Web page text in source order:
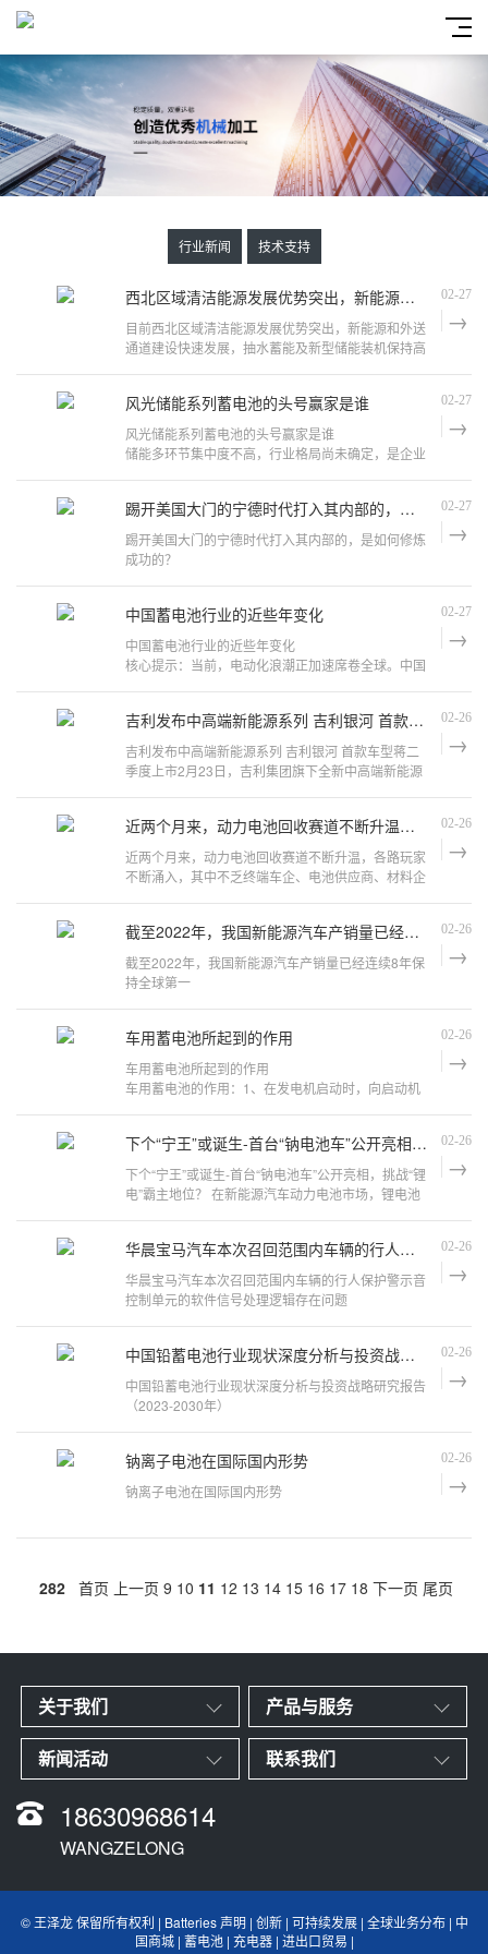
行业新闻 技术支持
西北区域清洁能源发展优势突出，新能源和外送通道建设快速发展，抽水蓄能及新型储能装机保持高速增长态势 02-27
目前西北区域清洁能源发展优势突出，新能源和外送
通道建设快速发展，抽水蓄能及新型储能装机保持高
风光储能系列蓄电池的头号赢家是谁 02-27
风光储能系列蓄电池的头号赢家是谁
储能多环节集中度不高，行业格局尚未确定，是企业
风光等可再生能源技
踢开美国大门的宁德时代打入其内部的，是如何修炼成功的？ 02-27
踢开美国大门的宁德时代打入其内部的，是如何修炼
成功的？
GDP3000亿，在中国的一众城市里面，只能排到百
名左右，这还是近几年突飞猛进的结果。但
中国蓄电池行业的近些年变化 02-27
中国蓄电池行业的近些年变化
核心提示：当前，电动化浪潮正加速席卷全球。中国
Clean Tech
吉利发布中高端新能源系列 吉利银河 首款车型蒋二季度上市 02-26
吉利发布中高端新能源系列 吉利银河 首款车型蒋二
季度上市2月23日，吉利集团旗下全新中高端新能源
近两个月来，动力电池回收赛道不断升温，各路玩家不断涌入，其中不乏终端车企、电池供应商、材料企业以及第三方回收公司的身影 02-26
近两个月来，动力电池回收赛道不断升温，各路玩家
不断涌入，其中不乏终端车企、电池供应商、材料企
日本三菱材料宣布正式涉足动力电池回收稀有金属业
截至2022年，我国新能源汽车产销量已经连续8年保持全球第一 02-26
截至2022年，我国新能源汽车产销量已经连续8年保
持全球第一
截至2022年，我国新能源汽车产销量已经连续8年保
持全球
车用蓄电池所起到的作用 02-26
车用蓄电池所起到的作用
车用蓄电池的作用：1、在发电机启动时，向启动机
电不足时，蓄电
下个“宁王”或诞生-首台“钠电池车”公开亮相，挑战“锂电”霸主地位？ 02-26
下个“宁王”或诞生-首台“钠电池车”公开亮相，挑战“锂
电”霸主地位？ 在新能源汽车动力电池市场，锂电池
华晨宝马汽车本次召回范围内车辆的行人保护警示音控制单元的软件信号处理逻辑存在问题 02-26
华晨宝马汽车本次召回范围内车辆的行人保护警示音
控制单元的软件信号处理逻辑存在问题
易有限公司根据《缺陷汽车产品召回管理条
中国铅蓄电池行业现状深度分析与投资战略研究报告（2023-2030年） 02-26
中国铅蓄电池行业现状深度分析与投资战略研究报告
（2023-2030年）
电池市场规模呈现小幅稳定增长的趋势。根据数据
钠离子电池在国际国内形势 02-26
钠离子电池在国际国内形势
改用风能和太阳能等可再生能源，但可再
282 首页 上一页 9 10 11 12 13 14 15 16 17 18 下一页 尾页
关于我们 产品与服务
新闻活动 联系我们
18630968614
WANGZELONG
© 王泽龙 保留所有权利 | Batteries 声明 | 创新 | 可持续发展 | 全球业务分布 | 中
国商城 | 蓄电池 | 充电器 | 进出口贸易 |